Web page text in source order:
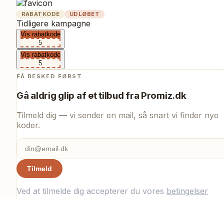
RABATKODE UDLØBET
Tidligere kampagne
Vis rabatkode
5
Vis rabatkode
5
FÅ BESKED FØRST
Gå aldrig glip af et tilbud fra Promiz.dk
Tilmeld dig — vi sender en mail, så snart vi finder nye
koder.
Tilmeld
Ved at tilmelde dig accepterer du vores betingelser